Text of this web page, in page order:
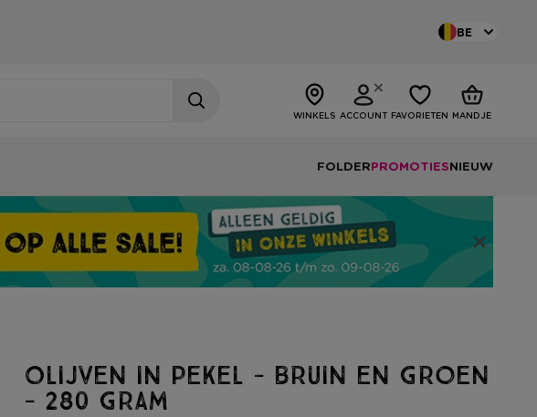
BE
WINKELS ACCOUNT FAVORIETEN MANDJE
FOLDERPROMOTIESNIEUW
Olijven in pekel - bruin en groen
- 280 gram